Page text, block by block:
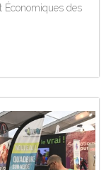
Économiques des